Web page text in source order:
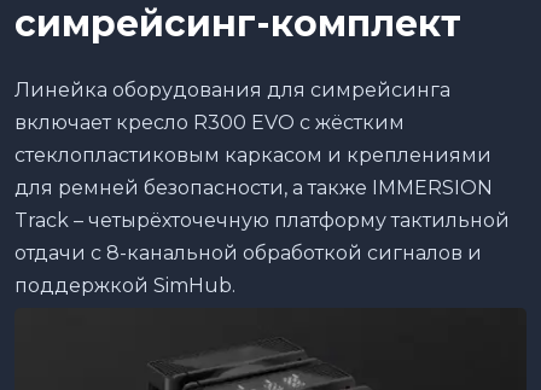
симрейсинг-комплект
Линейка оборудования для симрейсинга
включает кресло R300 EVO с жёстким
стеклопластиковым каркасом и креплениями
для ремней безопасности, а также IMMERSION
Track – четырёхточечную платформу тактильной
отдачи с 8-канальной обработкой сигналов и
поддержкой SimHub.